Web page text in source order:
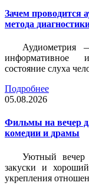
Зачем проводится
метода
информативное
состояние слуха
Подробнее
05.08.2026
Фильмы на вечер
комедии и драмы
Уютный вечер
закуски и
укрепления